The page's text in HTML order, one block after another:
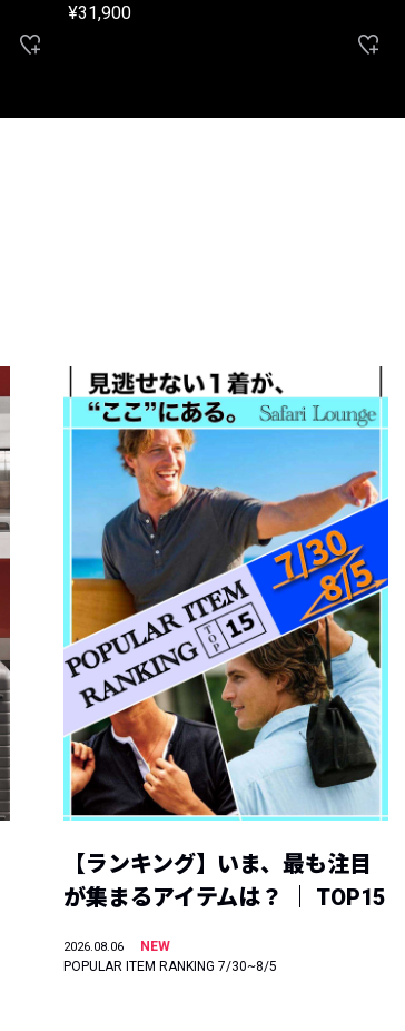
¥31,900
【ランキング】いま、最も注目
が集まるアイテムは？ ｜ TOP15
2026.08.06
NEW
POPULAR ITEM RANKING 7/30~8/5